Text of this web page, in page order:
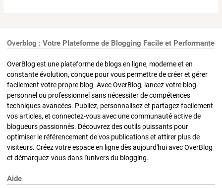
Overblog : Votre Plateforme de Blogging Facile et Performante
OverBlog est une plateforme de blogs en ligne, moderne et en
constante évolution, conçue pour vous permettre de créer et gérer
facilement votre propre blog. Avec OverBlog, lancez votre blog
personnel ou professionnel sans nécessiter de compétences
techniques avancées. Publiez, personnalisez et partagez facilement
vos articles, et connectez-vous avec une communauté active de
blogueurs passionnés. Découvrez des outils puissants pour
optimiser le référencement de vos publications et attirer plus de
visiteurs. Créez votre espace en ligne dès aujourd'hui avec OverBlog
et démarquez-vous dans l'univers du blogging.
Aide